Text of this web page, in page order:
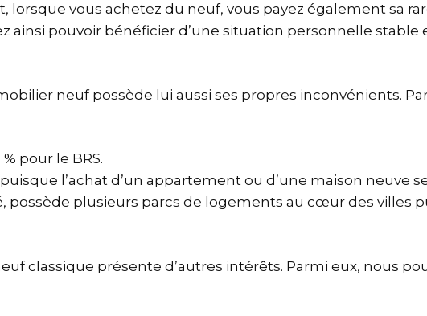
lorsque vous achetez du neuf, vous payez également sa
ainsi pouvoir bénéficier d’une situation personnelle stable
neuf possède lui aussi ses propres inconvénients.
pour le BRS.
l’achat d’un appartement ou d’une maison neuve
possède plusieurs parcs de logements au cœur des villes
classique présente d’autres intérêts. Parmi eux, nous